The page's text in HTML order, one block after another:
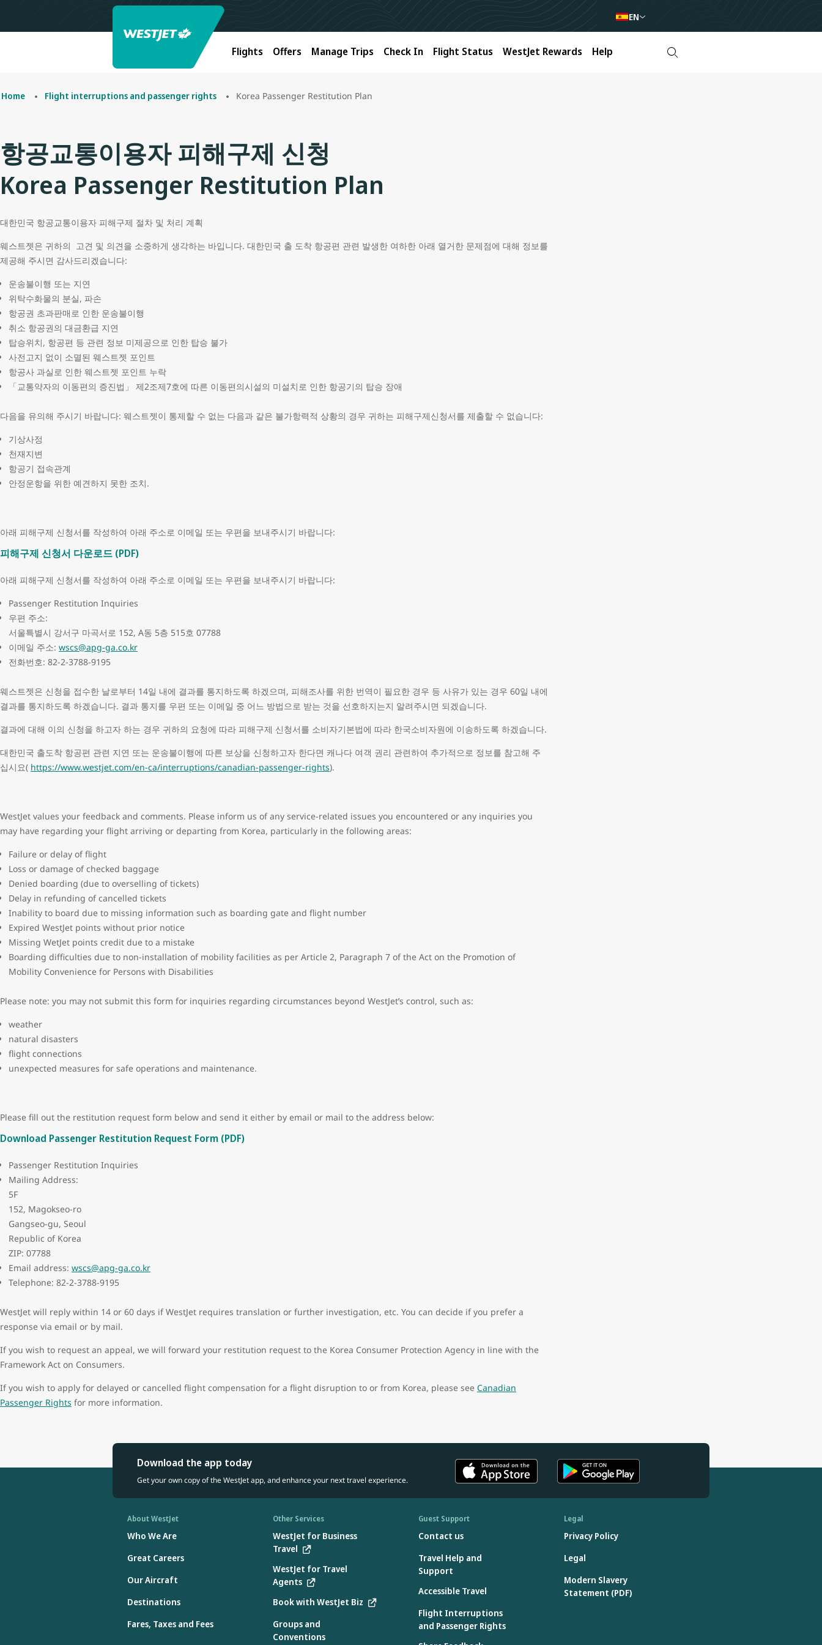
EN
Flights Offers Manage Trips Check In Flight Status WestJet Rewards Help
Home Flight interruptions and passenger rights Korea Passenger Restitution Plan
항공교통이용자 피해구제 신청
Korea Passenger Restitution Plan
대한민국 항공교통이용자 피해구제 절차 및 처리 계획
웨스트젯은 귀하의 고견 및 의견을 소중하게 생각하는 바입니다. 대한민국 출 도착 항공편 관련 발생한 여하한 아래 열거한 문제점에 대해 정보를
제공해 주시면 감사드리겠습니다:
운송불이행 또는 지연
위탁수화물의 분실, 파손
항공권 초과판매로 인한 운송불이행
취소 항공권의 대금환급 지연
탑승위치, 항공편 등 관련 정보 미제공으로 인한 탑승 불가
사전고지 없이 소멸된 웨스트젯 포인트
항공사 과실로 인한 웨스트젯 포인트 누락
「교통약자의 이동편의 증진법」 제2조제7호에 따른 이동편의시설의 미설치로 인한 항공기의 탑승 장애
다음을 유의해 주시기 바랍니다: 웨스트젯이 통제할 수 없는 다음과 같은 불가항력적 상황의 경우 귀하는 피해구제신청서를 제출할 수 없습니다:
기상사정
천재지변
항공기 접속관계
안정운항을 위한 예견하지 못한 조치.
아래 피해구제 신청서를 작성하여 아래 주소로 이메일 또는 우편을 보내주시기 바랍니다:
피해구제 신청서 다운로드 (PDF)
아래 피해구제 신청서를 작성하여 아래 주소로 이메일 또는 우편을 보내주시기 바랍니다:
Passenger Restitution Inquiries
우편 주소:
서울특별시 강서구 마곡서로 152, A동 5층 515호 07788
이메일 주소: wscs@apg-ga.co.kr
전화번호: 82-2-3788-9195
웨스트젯은 신청을 접수한 날로부터 14일 내에 결과를 통지하도록 하겠으며, 피해조사를 위한 번역이 필요한 경우 등 사유가 있는 경우 60일 내에
결과를 통지하도록 하겠습니다. 결과 통지를 우편 또는 이메일 중 어느 방법으로 받는 것을 선호하지는지 알려주시면 되겠습니다.
결과에 대해 이의 신청을 하고자 하는 경우 귀하의 요청에 따라 피해구제 신청서를 소비자기본법에 따라 한국소비자원에 이송하도록 하겠습니다.
대한민국 출도착 항공편 관련 지연 또는 운송불이행에 따른 보상을 신청하고자 한다면 캐나다 여객 권리 관련하여 추가적으로 정보를 참고해 주
십시요( https://www.westjet.com/en-ca/interruptions/canadian-passenger-rights).
WestJet values your feedback and comments. Please inform us of any service-related issues you encountered or any inquiries you
may have regarding your flight arriving or departing from Korea, particularly in the following areas:
Failure or delay of flight
Loss or damage of checked baggage
Denied boarding (due to overselling of tickets)
Delay in refunding of cancelled tickets
Inability to board due to missing information such as boarding gate and flight number
Expired WestJet points without prior notice
Missing WetJet points credit due to a mistake
Boarding difficulties due to non-installation of mobility facilities as per Article 2, Paragraph 7 of the Act on the Promotion of
Mobility Convenience for Persons with Disabilities
Please note: you may not submit this form for inquiries regarding circumstances beyond WestJet’s control, such as:
weather
natural disasters
flight connections
unexpected measures for safe operations and maintenance.
Please fill out the restitution request form below and send it either by email or mail to the address below:
Download Passenger Restitution Request Form (PDF)
Passenger Restitution Inquiries
Mailing Address:
5F
152, Magokseo-ro
Gangseo-gu, Seoul
Republic of Korea
ZIP: 07788
Email address: wscs@apg-ga.co.kr
Telephone: 82-2-3788-9195
WestJet will reply within 14 or 60 days if WestJet requires translation or further investigation, etc. You can decide if you prefer a
response via email or by mail.
If you wish to request an appeal, we will forward your restitution request to the Korea Consumer Protection Agency in line with the
Framework Act on Consumers.
If you wish to apply for delayed or cancelled flight compensation for a flight disruption to or from Korea, please see Canadian
Passenger Rights for more information.
Download the app today
Get your own copy of the WestJet app, and enhance your next travel experience.
About WestJet
Who We Are
Great Careers
Our Aircraft
Destinations
Fares, Taxes and Fees
Other Services
WestJet for Business
Travel
WestJet for Travel
Agents
Book with WestJet Biz
Groups and
Conventions
Guest Support
Contact us
Travel Help and
Support
Accessible Travel
Flight Interruptions
and Passenger Rights
Legal
Privacy Policy
Legal
Modern Slavery
Statement (PDF)